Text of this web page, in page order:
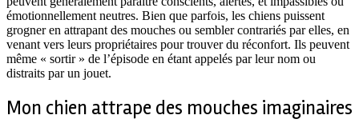
émotionnellement neutres. Bien que parfois, les chiens puissent
grogner en attrapant des mouches ou sembler contrariés par elles, en
venant vers leurs propriétaires pour trouver du réconfort. Ils peuvent
même « sortir » de l’épisode en étant appelés par leur nom ou
distraits par un jouet.
Mon chien attrape des mouches imaginaires